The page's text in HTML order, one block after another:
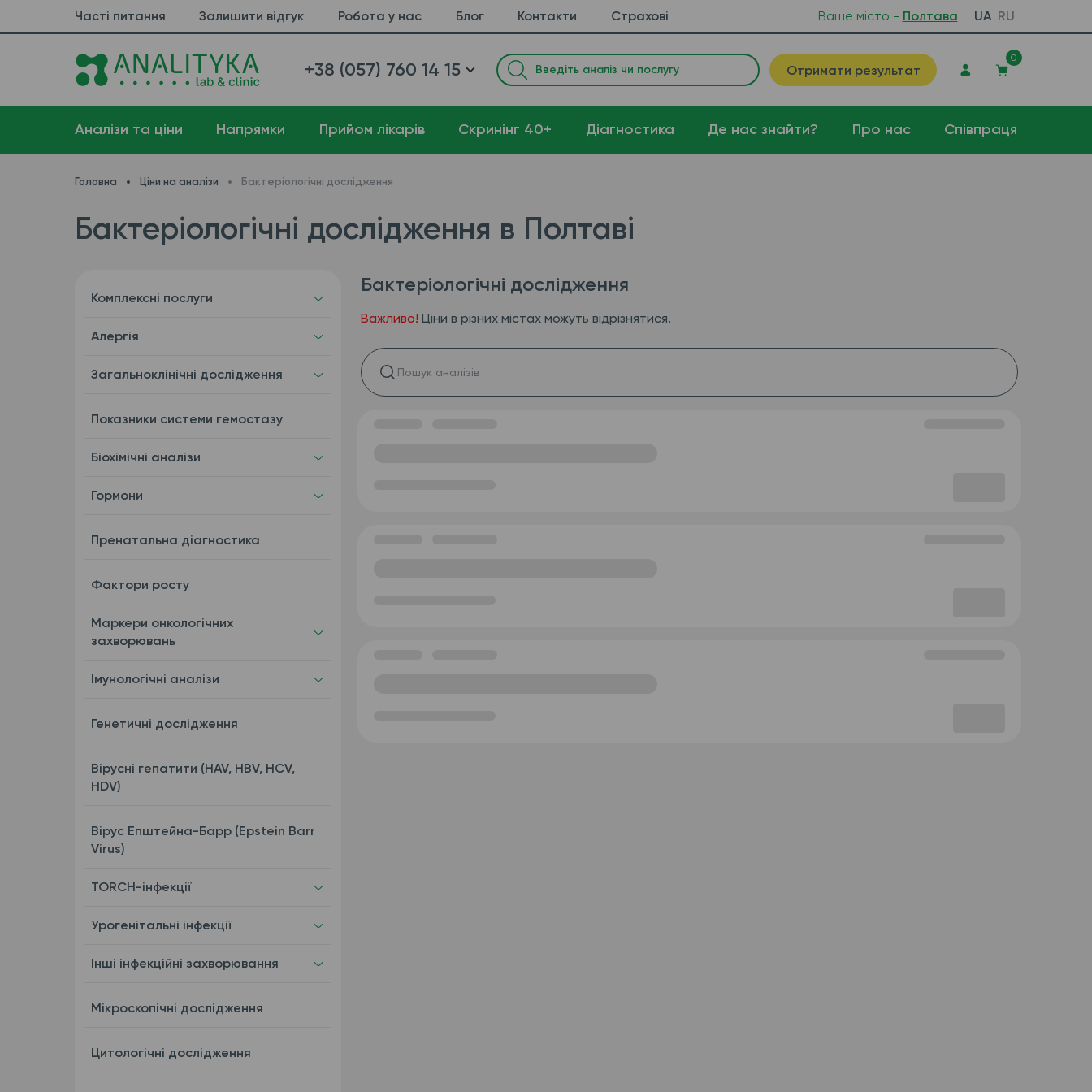
Часті питання Залишити відгук Робота у нас Блог Контакти Страхові Ваше місто - Полтава UA RU
+38 (057) 760 14 15 Отримати результат
0
Аналізи та ціни Напрямки Прийом лікарів Cкринінг 40+ Діагностика Де нас знайти? Про нас Співпраця
Головна Ціни на аналізи Бактеріологічні дослідження
Бактеріологічні дослідження в Полтаві
Комплексні послуги
Алергія
Загальноклінічні дослідження
Показники системи гемостазу
Біохімічні аналізи
Гормони
Пренатальна діагностика
Фактори росту
Маркери онкологічних
захворювань
Імунологічні аналізи
Генетичні дослідження
Вірусні гепатити (HAV, HBV, HCV,
HDV)
Вірус Епштейна-Барр (Epstein Barr
Virus)
TORCH-інфекції
Урогенітальні інфекції
Інші інфекційні захворювання
Мікроскопічні дослідження
Цитологічні дослідження
Бактеріологічні дослідження
Важливо! Ціни в різних містах можуть відрізнятися.